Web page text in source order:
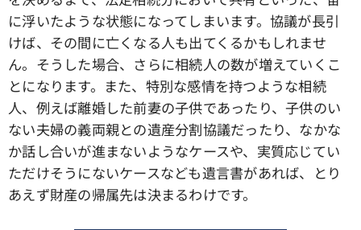
に浮いたような状態になってしまいます。協議が長引
けば、その間に亡くなる人も出てくるかもしれませ
ん。そうした場合、さらに相続人の数が増えていくこ
とになります。また、特別な感情を持つような相続
人、例えば離婚した前妻の子供であったり、子供のい
ない夫婦の義両親との遺産分割協議だったり、なかな
か話し合いが進まないようなケースや、実質応じてい
ただけそうにないケースなども遺言書があれば、とり
あえず財産の帰属先は決まるわけです。